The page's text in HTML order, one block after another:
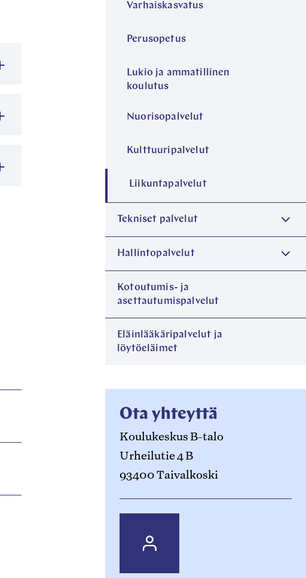
Varhaiskasvatus
Perusopetus
Lukio ja ammatillinen
koulutus
Nuorisopalvelut
Kulttuuripalvelut
Liikuntapalvelut
Tekniset palvelut
Hallintopalvelut
Kotoutumis- ja
asettautumispalvelut
Eläinlääkäripalvelut ja
löytöeläimet
Ota yhteyttä
Koulukeskus B-talo
Urheilutie 4 B
93400 Taivalkoski